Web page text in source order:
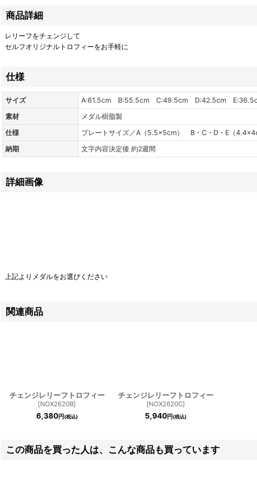
商品詳細
レリーフをチェンジして
セルフオリジナルトロフィーをお手軽に
仕様
サイズ
A:61.5cm B:55.5cm C:49.5cm D:42.5cm
素材
メダル樹脂製
仕様
プレートサイズ／A（5.5×5cm） B・C・D・E（
納期
文字内容決定後 約2週間
詳細画像
上記よりメダルをお選びください
関連商品
チェンジレリーフトロフィー
[NOX2620B]
6,380円 (税込)
チェンジレリーフトロフィー
[NOX2620C]
5,940円 (税込)
この商品を買った人は、こんな商品も買っています